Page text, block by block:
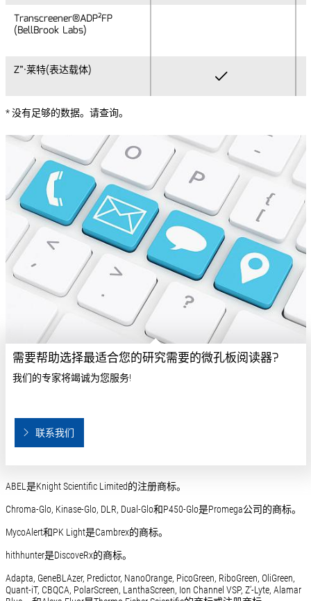
Transcreener®ADP²FP
(BellBrook Labs)
Z”·莱特(表达载体)
Transcreener®ADP²FP
(BellBrook Labs)
Z”·莱特(表达载体)
* 没有足够的数据。请查询。
需要帮助选择最适合您的研究需要的微孔板阅读器?
我们的专家将竭诚为您服务!
联系我们
ABEL是Knight Scientific Limited的注册商标。
Chroma-Glo, Kinase-Glo, DLR, Dual-Glo和P450-Glo是Promega公司的商标。
MycoAlert和PK Light是Cambrex的商标。
hithhunter是DiscoveRx的商标。
Adapta, GeneBLAzer, Predictor, NanoOrange, PicoGreen, RiboGreen, OliGreen,
Quant-iT, CBQCA, PolarScreen, LanthaScreen, Ion Channel VSP, Z’-Lyte, Alamar